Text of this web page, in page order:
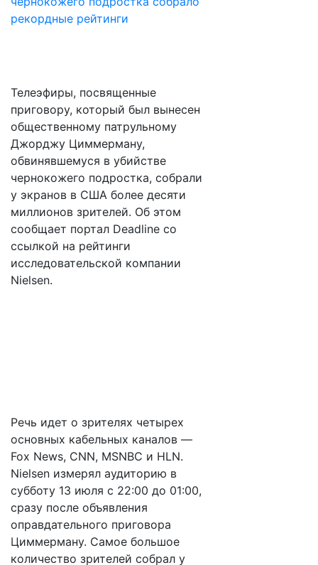
Телеэфиры, посвященные
приговору, который был вынесен
общественному патрульному
Джорджу Циммерману,
обвинявшемуся в убийстве
чернокожего подростка, собрали
у экранов в США более десяти
миллионов зрителей. Об этом
сообщает портал Deadline со
ссылкой на рейтинги
исследовательской компании
Nielsen.
Речь идет о зрителях четырех
основных кабельных каналов —
Fox News, CNN, MSNBC и HLN.
Nielsen измерял аудиторию в
субботу 13 июля с 22:00 до 01:00,
сразу после объявления
оправдательного приговора
Циммерману. Самое большое
количество зрителей собрал у